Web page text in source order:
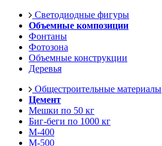
Светодиодные фигуры
Объемные композиции
Фонтаны
Фотозона
Объемные конструкции
Деревья
Общестроительные материалы
Цемент
Мешки по 50 кг
Биг-беги по 1000 кг
М-400
М-500